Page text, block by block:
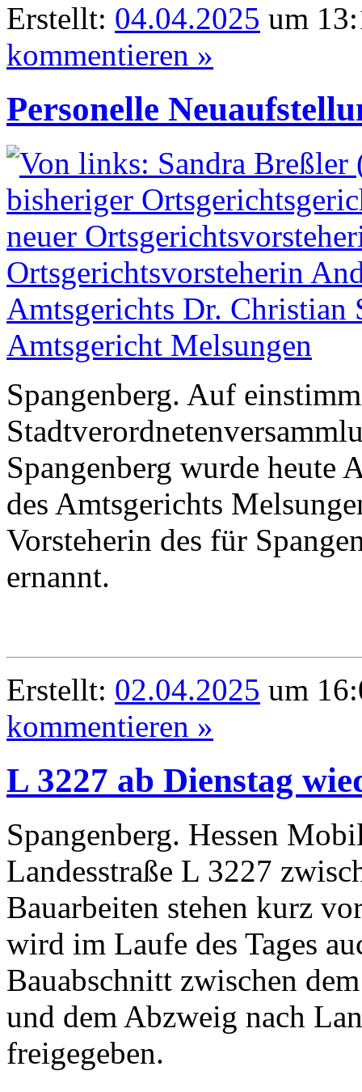
Erstellt: 04.04.2025 um
kommentieren »
Personelle
Spangenberg. Auf
Spangenberg wurde
des Amtsgerichts
Vorsteherin des für
ernannt.
Erstellt: 02.04.2025 um
kommentieren »
L 3227 ab Dienstag
Spangenberg. Hessen
Landesstraße L 3227
Bauarbeiten stehen kurz
wird im Laufe des Tages
Bauabschnitt zwischen
und dem Abzweig nach
freigegeben.